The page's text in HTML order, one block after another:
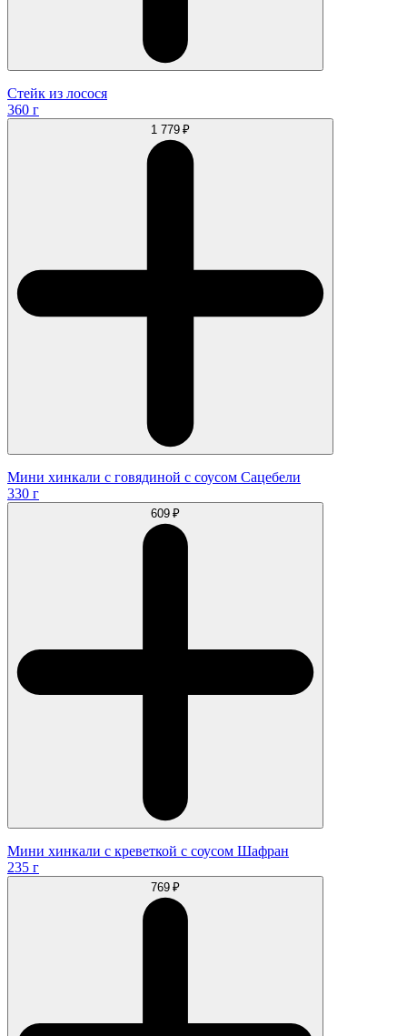
Стейк из лосося
360 г
1 779 ₽
Мини хинкали с говядиной с соусом Сацебели
330 г
609 ₽
Мини хинкали с креветкой с соусом Шафран
235 г
769 ₽